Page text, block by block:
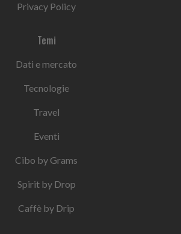
Privacy Policy
Temi
Dati e mercato
Tecnologie
Travel
Eventi
Cibo by Grams
Spirit by Drop
Caffè by Drip